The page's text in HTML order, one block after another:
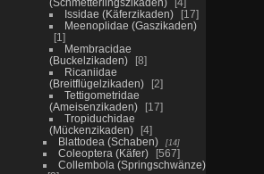
Issidae (Käferzikaden)
17
Meenoplidae (Gaszikaden)
1
Membracidae
(Buckelzikaden)
8
Ricaniidae
(Breitflügelzikaden)
2
Tettigometridae
(Ameisenzikaden)
17
Tropiduchidae
(Mückenzikaden)
4
Blattodea (Schaben)
14
Coleoptera (Käfer)
567
Collembola (Springschwänze)